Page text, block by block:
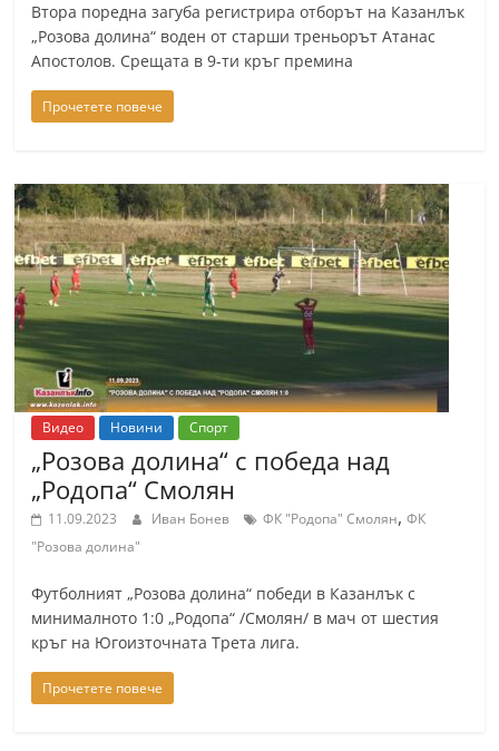
б
л
с
т
а
р
а
З
а
г
о
р
а
–
k
z
a
n
l
Втора поредна загуба регистрира отборът на Казанлък
„Розова долина“ воден от старши треньорът Атанас
Апостолов. Срещата в 9-ти кръг премина
Прочетете повече
Видео Новини Спорт
„Розова долина“ с победа над
„Родопа“ Смолян
11.09.2023 Иван Бонев ФК "Родопа" Смолян,ФК
"Розова долина"
Футболният „Розова долина“ победи в Казанлък с
минималното 1:0 „Родопа“ /Смолян/ в мач от шестия
кръг на Югоизточната Трета лига.
Прочетете повече